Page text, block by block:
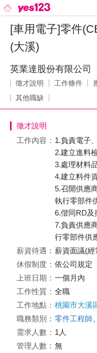
[車用電子]零件
(大溪)
英業達股份有限公司
徵才說明 工作條件
其他職缺
徵才說明
工作內容： 1.負責電子
2.建立進料
3.處理材料
4.建立料件
5.召開供應
執行零部件
6.偕同RD及
7.負責供應
行零部件供
薪資待遇： 薪資面議(經
休假制度： 依公司規定
上班日期： 一個月內
工作性質： 全職
工作地點： 桃園市大溪
職務類別： 零件工程師
需求人數： 1人
管理人數： 無